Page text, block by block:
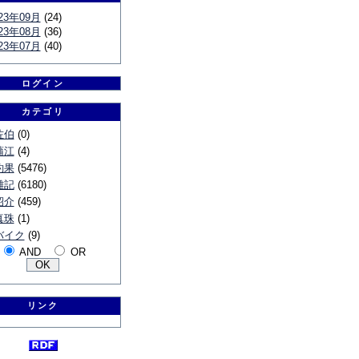
年09月 (24)
年08月 (36)
年07月 (40)
ログイン
カテゴリ
伯 (0)
江(4)
果(5476)
記(6180)
介(459)
珠(1)
イク (9)
AND
OR
リンク